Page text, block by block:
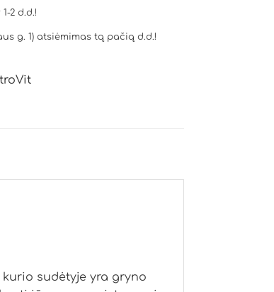
2 d.d.!
g. 1) atsiėmimas tą pačią d.d.!
sudėtyje yra gryno